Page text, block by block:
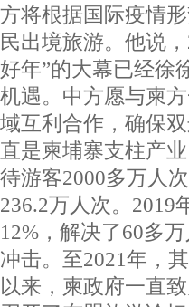
方将根据国际疫情
民出境旅游。他说
好年”的大幕已经徐
机遇。中方愿与柬
域互利合作，确保
直是柬埔寨支柱产
待游客2000多万人
236.2万人次。2019
12%，解决了60多
冲击。至2021年，
以来，柬政府一直